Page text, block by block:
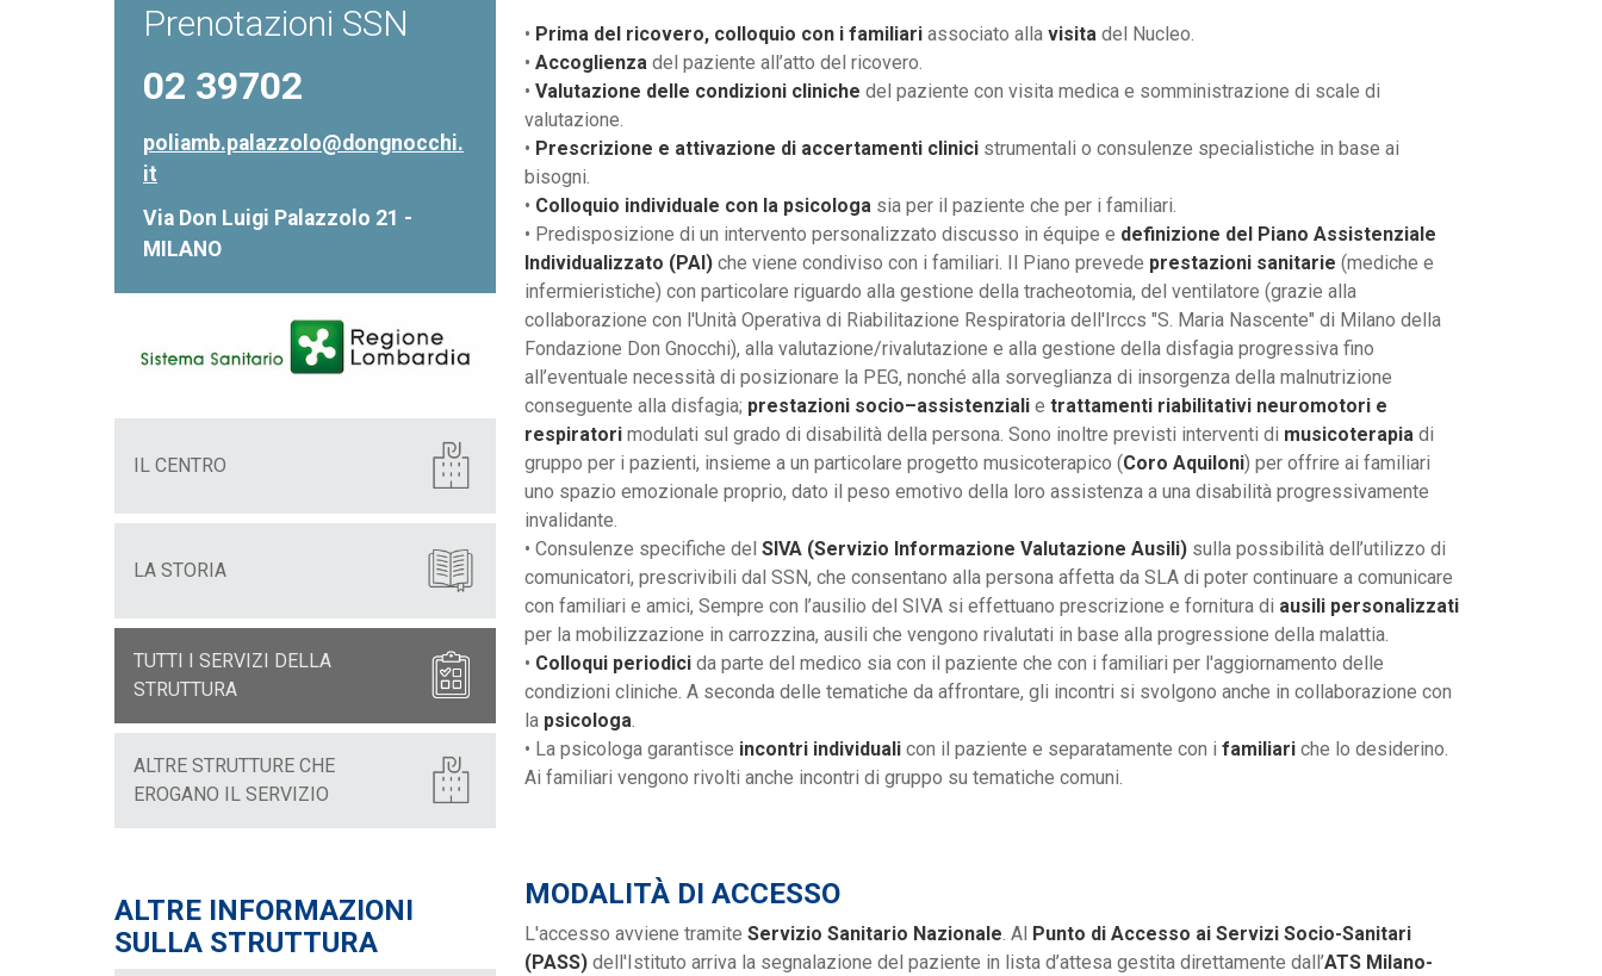
Prenotazioni SSN
02 39702
poliamb.palazzolo@dongnocchi.
it
Via Don Luigi Palazzolo 21 -
MILANO
IL CENTRO
LA STORIA
TUTTI I SERVIZI DELLA
STRUTTURA
ALTRE STRUTTURE CHE
EROGANO IL SERVIZIO
ALTRE INFORMAZIONI
SULLA STRUTTURA
• Prima del ricovero, colloquio con i familiari associato alla visita del Nucleo.
• Accoglienza del paziente all’atto del ricovero.
• Valutazione delle condizioni cliniche del paziente con visita medica e somministrazione di scale di
valutazione.
• Prescrizione e attivazione di accertamenti clinici strumentali o consulenze specialistiche in base ai
bisogni.
• Colloquio individuale con la psicologa sia per il paziente che per i familiari.
• Predisposizione di un intervento personalizzato discusso in équipe e definizione del Piano Assistenziale
Individualizzato (PAI) che viene condiviso con i familiari. Il Piano prevede prestazioni sanitarie (mediche e
infermieristiche) con particolare riguardo alla gestione della tracheotomia, del ventilatore (grazie alla
collaborazione con l'Unità Operativa di Riabilitazione Respiratoria dell'Irccs "S. Maria Nascente" di Milano della
Fondazione Don Gnocchi), alla valutazione/rivalutazione e alla gestione della disfagia progressiva fino
all’eventuale necessità di posizionare la PEG, nonché alla sorveglianza di insorgenza della malnutrizione
conseguente alla disfagia; prestazioni socio–assistenziali e trattamenti riabilitativi neuromotori e
respiratori modulati sul grado di disabilità della persona. Sono inoltre previsti interventi di musicoterapia di
gruppo per i pazienti, insieme a un particolare progetto musicoterapico (Coro Aquiloni) per offrire ai familiari
uno spazio emozionale proprio, dato il peso emotivo della loro assistenza a una disabilità progressivamente
invalidante.
• Consulenze specifiche del SIVA (Servizio Informazione Valutazione Ausili) sulla possibilità dell’utilizzo di
comunicatori, prescrivibili dal SSN, che consentano alla persona affetta da SLA di poter continuare a comunicare
con familiari e amici, Sempre con l’ausilio del SIVA si effettuano prescrizione e fornitura di ausili personalizzati
per la mobilizzazione in carrozzina, ausili che vengono rivalutati in base alla progressione della malattia.
• Colloqui periodici da parte del medico sia con il paziente che con i familiari per l'aggiornamento delle
condizioni cliniche. A seconda delle tematiche da affrontare, gli incontri si svolgono anche in collaborazione con
la psicologa.
• La psicologa garantisce incontri individuali con il paziente e separatamente con i familiari che lo desiderino.
Ai familiari vengono rivolti anche incontri di gruppo su tematiche comuni.
MODALITÀ DI ACCESSO
L'accesso avviene tramite Servizio Sanitario Nazionale. Al Punto di Accesso ai Servizi Socio-Sanitari
(PASS) dell'Istituto arriva la segnalazione del paziente in lista d’attesa gestita direttamente dall’ATS Milano-